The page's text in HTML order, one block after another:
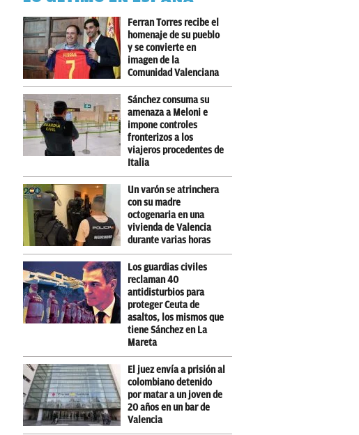
Ferran Torres recibe el
homenaje de su pueblo
y se convierte en
imagen de la
Comunidad Valenciana
Sánchez consuma su
amenaza a Meloni e
impone controles
fronterizos a los
viajeros procedentes de
Italia
Un varón se atrinchera
con su madre
octogenaria en una
vivienda de Valencia
durante varias horas
Los guardias civiles
reclaman 40
antidisturbios para
proteger Ceuta de
asaltos, los mismos que
tiene Sánchez en La
Mareta
El juez envía a prisión al
colombiano detenido
por matar a un joven de
20 años en un bar de
Valencia